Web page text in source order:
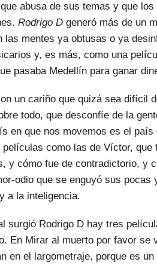
abusa de sus temas y que
Rodrigo D generó más de un
las mentes ya obtusas o ya
y, es más, como una
pasaba Medellín para ganar
un cariño que quizá sea difícil
todo, que desconfíe de la
en que nos movemos es el país
como las de Víctor, que
y cómo fue de contradictorio, y
odio que se enguyó sus pocas
a la inteligencia.
surgió Rodrigo D hay tres
En Mirar al muerto por favor se
en el largometraje, porque es